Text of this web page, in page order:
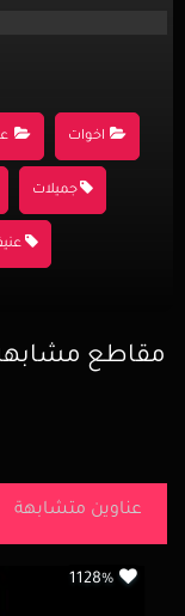
اخوات
جميلات
مقاطع
عناوين متشابهة
1128%